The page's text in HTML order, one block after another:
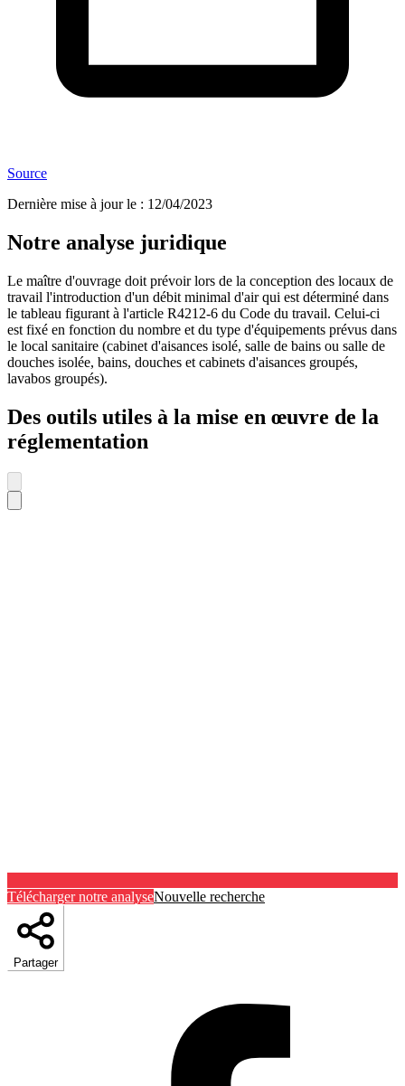
Source
Dernière mise à jour le : 12/04/2023
Notre analyse juridique
Le maître d'ouvrage doit prévoir lors de la conception des locaux de
travail l'introduction d'un débit minimal d'air qui est déterminé dans
le tableau figurant à l'article R4212-6 du Code du travail. Celui-ci
est fixé en fonction du nombre et du type d'équipements prévus dans
le local sanitaire (cabinet d'aisances isolé, salle de bains ou salle de
douches isolée, bains, douches et cabinets d'aisances groupés,
lavabos groupés).
Des outils utiles à la mise en œuvre de la
réglementation
Télécharger notre analyseNouvelle recherche
Partager